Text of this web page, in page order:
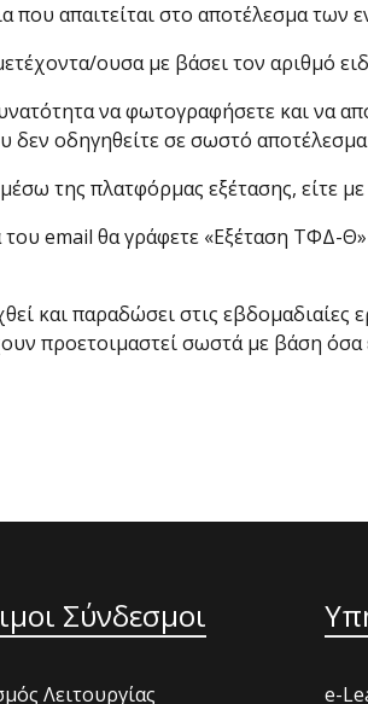
που απαιτείται στο αποτέλεσμα
ουσα με βάσει τον αριθμό
να φωτογραφήσετε και να
δεν οδηγηθείτε σε σωστό
της πλατφόρμας εξέτασης, είτε
email θα γράφετε «Εξέταση ΤΦΔ-
και παραδώσει στις
προετοιμαστεί σωστά με βάση
Σύνδεσμοι
Λειτουργίας
e-